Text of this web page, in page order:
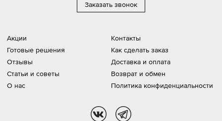
Акции
Готовые решения
Отзывы
Статьи и советы
О нас
Контакты
Как сделать заказ
Доставка и оплата
Возврат и обмен
Политика конфиденциальности
Заказать звонок